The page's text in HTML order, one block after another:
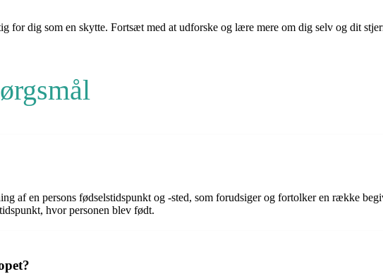
for dig som en skytte. Fortsæt med at udforske og lære mere om dig selv og dit
af en persons fødselstidspunkt og -sted, som forudsiger og fortolker en række
hvor personen blev født.